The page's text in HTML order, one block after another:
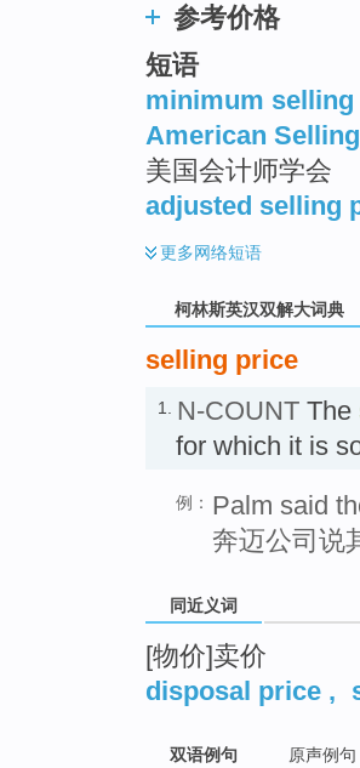
参考价格
短语
minimum
American
美国会计师学会
adjusted selling
更多网络短语
柯林斯英汉双解大词典
selling price
1. N-COUNT The
for which it is
例： Palm said
奔迈公司说
同近义词
[物价]卖价
disposal price ,
双语例句 原声例句